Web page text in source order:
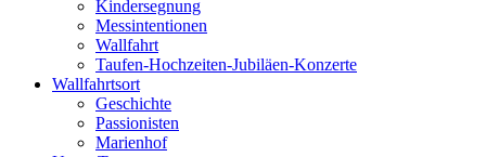
Kindersegnung
Messintentionen
Wallfahrt
Taufen-Hochzeiten-Jubiläen-Konzerte
Wallfahrtsort
Geschichte
Passionisten
Marienhof